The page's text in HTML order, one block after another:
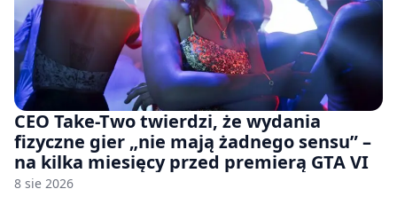
CEO Take-Two twierdzi, że wydania
fizyczne gier „nie mają żadnego sensu” –
na kilka miesięcy przed premierą GTA VI
8 sie 2026